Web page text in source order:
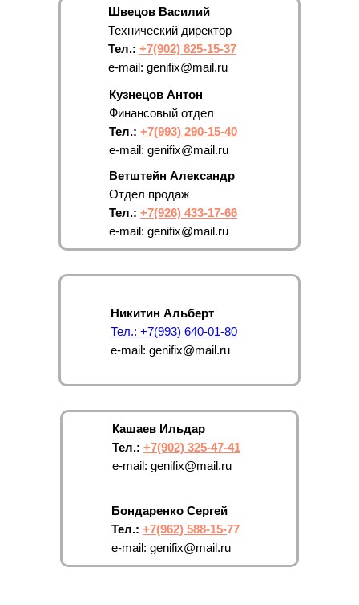
Кузнецов Антон
Финансовый отдел
Тел.: +7(993) 290-15-40
e-mail: genifix@mail.ru
Ветштейн Александр
Отдел продаж
Тел.: +7(926) 433-17-66
e-mail: genifix@mail.ru
Швецов Василий
Технический директор
Тел.: +7(902) 825-15-37
e-mail: genifix@mail.ru
Никитин Альберт
Тел.: +7(993) 640-01-80
e-mail: genifix@mail.ru
Кашаев Ильдар
Тел.: +7(902) 325-47-41
e-mail: genifix@mail.ru
Бондаренко Сергей
Тел.: +7(962) 588-15-77
e-mail: genifix@mail.ru
Главная Продукция
Контакты